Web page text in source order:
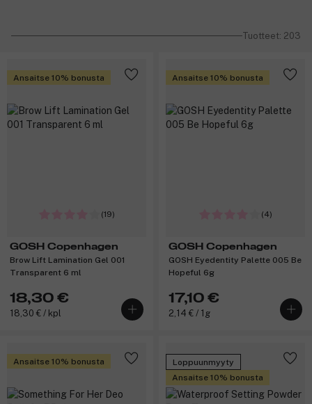
Tuotteet: 203
Ansaitse 10% bonusta
(19)
GOSH Copenhagen
Brow Lift Lamination Gel 001
Transparent 6 ml
18,30 €
18,30 € / kpl
Ansaitse 10% bonusta
(4)
GOSH Copenhagen
GOSH Eyedentity Palette 005 Be
Hopeful 6g
17,10 €
2,14 € / 1g
Ansaitse 10% bonusta
Loppuunmyyty
Ansaitse 10% bonusta